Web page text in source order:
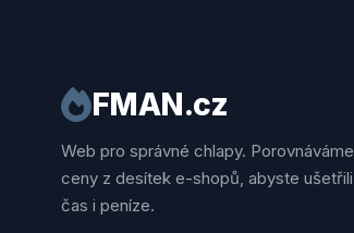
FMAN.cz
Web pro správné chlapy. Porovnáváme
ceny z desítek e-shopů, abyste ušetřili
čas i peníze.